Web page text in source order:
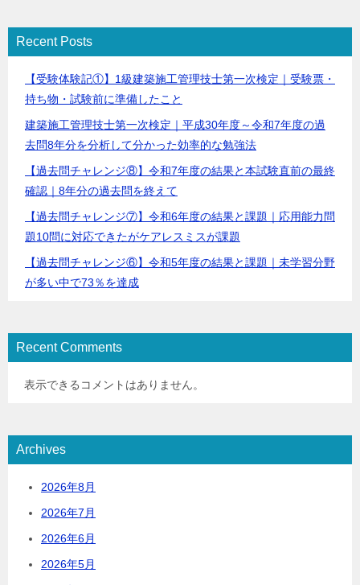
Recent Posts
【受験体験記①】1級建築施工管理技士第一次検定｜受験票・
持ち物・試験前に準備したこと
建築施工管理技士第一次検定｜平成30年度～令和7年度の過
去問8年分を分析して分かった効率的な勉強法
【過去問チャレンジ⑧】令和7年度の結果と本試験直前の最終
確認｜8年分の過去問を終えて
【過去問チャレンジ⑦】令和6年度の結果と課題｜応用能力問
題10問に対応できたがケアレスミスが課題
【過去問チャレンジ⑥】令和5年度の結果と課題｜未学習分野
が多い中で73％を達成
Recent Comments
表示できるコメントはありません。
Archives
2026年8月
2026年7月
2026年6月
2026年5月